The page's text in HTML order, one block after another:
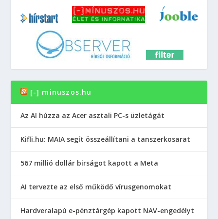
[-] minuszos.hu
Az AI húzza az Acer asztali PC-s üzletágát
Kifli.hu: MAIA segít összeállítani a tanszerkosarat
567 millió dollár birságot kapott a Meta
AI tervezte az első működő vírusgenomokat
Hardveralapú e-pénztárgép kapott NAV-engedélyt